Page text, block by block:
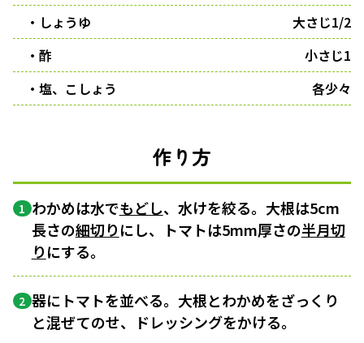
・しょうゆ
大さじ1/2
・酢
小さじ1
・塩、こしょう
各少々
作り方
1 わかめは水でもどし、水けを絞る。大根は5cm
長さの細切りにし、トマトは5mm厚さの半月切
りにする。
2 器にトマトを並べる。大根とわかめをざっくり
と混ぜてのせ、ドレッシングをかける。